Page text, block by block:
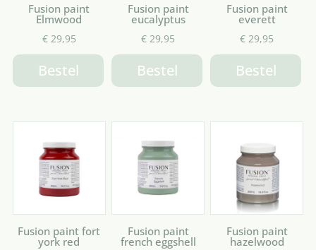
Fusion paint
Elmwood
€29,95
Bestel
Fusion paint
eucalyptus
€ 29,95
Bestel
Fusion paint
everett
€ 29,95
Bestel
Fusion paint fort
york red
Fusion paint
french eggshell
Fusion paint
hazelwood